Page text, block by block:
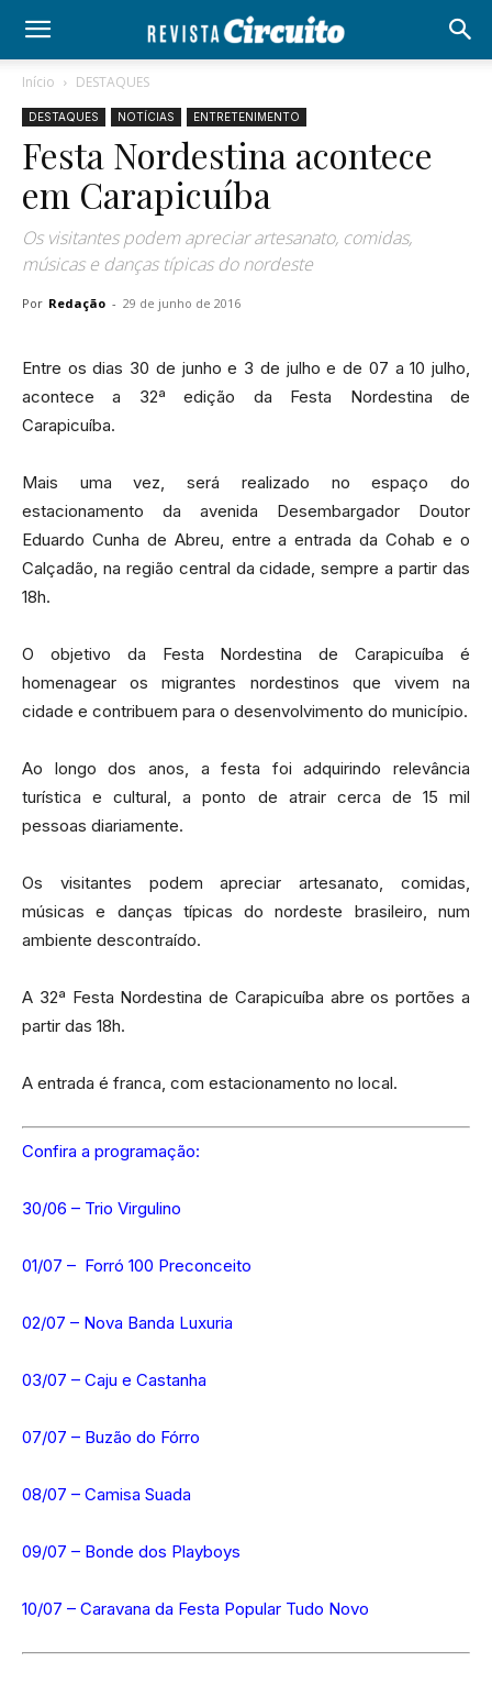
Início DESTAQUES
DESTAQUES NOTÍCIAS ENTRETENIMENTO
Festa Nordestina acontece
em Carapicuíba
Os visitantes podem apreciar artesanato, comidas,
músicas e danças típicas do nordeste
Por Redação - 29 de junho de 2016
Entre os dias 30 de junho e 3 de julho e de 07 a 10 julho,
acontece a 32ª edição da Festa Nordestina de
Carapicuíba.
Mais uma vez, será realizado no espaço do
estacionamento da avenida Desembargador Doutor
Eduardo Cunha de Abreu, entre a entrada da Cohab e o
Calçadão, na região central da cidade, sempre a partir das
18h.
O objetivo da Festa Nordestina de Carapicuíba é
homenagear os migrantes nordestinos que vivem na
cidade e contribuem para o desenvolvimento do município.
Ao longo dos anos, a festa foi adquirindo relevância
turística e cultural, a ponto de atrair cerca de 15 mil
pessoas diariamente.
Os visitantes podem apreciar artesanato, comidas,
músicas e danças típicas do nordeste brasileiro, num
ambiente descontraído.
A 32ª Festa Nordestina de Carapicuíba abre os portões a
partir das 18h.
A entrada é franca, com estacionamento no local.
Confira a programação:
30/06 – Trio Virgulino
01/07 – Forró 100 Preconceito
02/07 – Nova Banda Luxuria
03/07 – Caju e Castanha
07/07 – Buzão do Fórro
08/07 – Camisa Suada
09/07 – Bonde dos Playboys
10/07 – Caravana da Festa Popular Tudo Novo